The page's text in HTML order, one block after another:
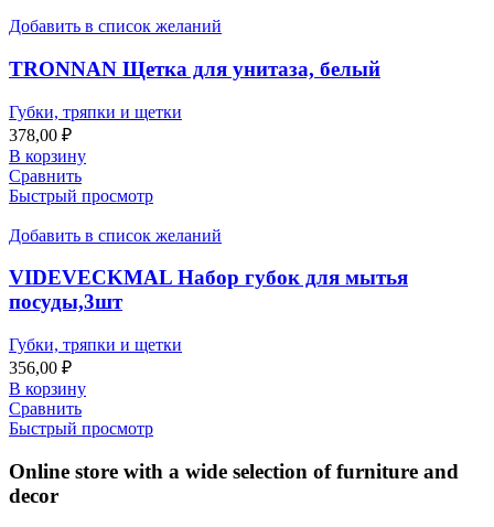
Добавить в список желаний
TRONNAN Щетка для унитаза, белый
Губки, тряпки и щетки
378,00 ₽
В корзину
Сравнить
Быстрый просмотр
Добавить в список желаний
VIDEVECKMAL Набор губок для мытья
посуды,3шт
Губки, тряпки и щетки
356,00 ₽
В корзину
Сравнить
Быстрый просмотр
Online store with a wide selection of furniture and
decor